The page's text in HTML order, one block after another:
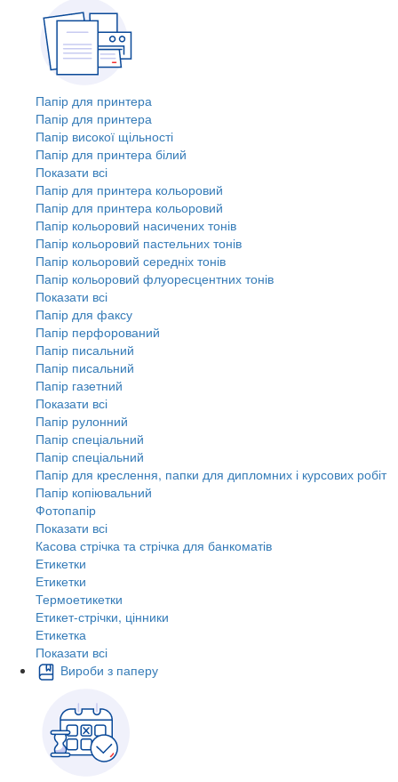
Папір для принтера
Папір для принтера
Папір високої щільності
Папір для принтера білий
Показати всі
Папір для принтера кольоровий
Папір для принтера кольоровий
Папір кольоровий насичених тонів
Папір кольоровий пастельних тонів
Папір кольоровий середніх тонів
Папір кольоровий флуоресцентних тонів
Показати всі
Папір для факсу
Папір перфорований
Папір писальний
Папір писальний
Папір газетний
Показати всі
Папір рулонний
Папір спеціальний
Папір спеціальний
Папір для креслення, папки для дипломних і курсових робіт
Папір копіювальний
Фотопапір
Показати всі
Касова стрічка та стрічка для банкоматів
Етикетки
Етикетки
Термоетикетки
Етикет-стрічки, цінники
Етикетка
Показати всі
Вироби з паперу